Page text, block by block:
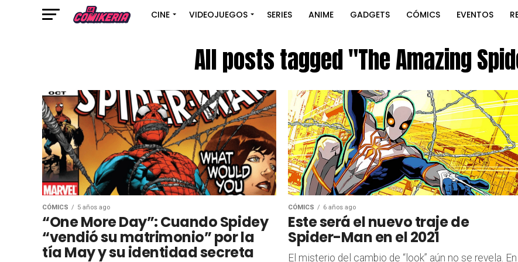
CINE VIDEOJUEGOS SERIES ANIME GADGETS CÓMICS EVENTOS
All posts tagged "The Amazing
CÓMICS 5 años ago
“One More Day”: Cuando Spidey
“vendió su matrimonio” por la
tía May y su identidad secreta
CÓMICS 6 años ago
Este será el nuevo traje de
Spider-Man en el 2021
El misterio del cambio de “look” aún no se revela. En